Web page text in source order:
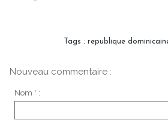
Tags : republique
Nouveau commentaire :
Nom * :